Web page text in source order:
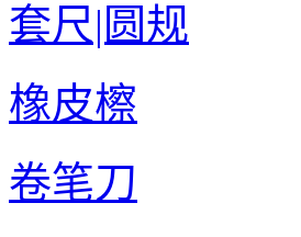
套尺|圆规
橡皮檫
卷笔刀